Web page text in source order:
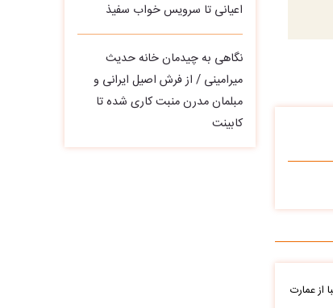
عمارت
اعیانی تا سرویس خواب سفیذ
نگاهی به چیدمان خانه حدیث
میرامینی / از فرش اصیل ایرانی و
مبلمان مدرن منبت‌ کاری‌ شده تا
کابینت